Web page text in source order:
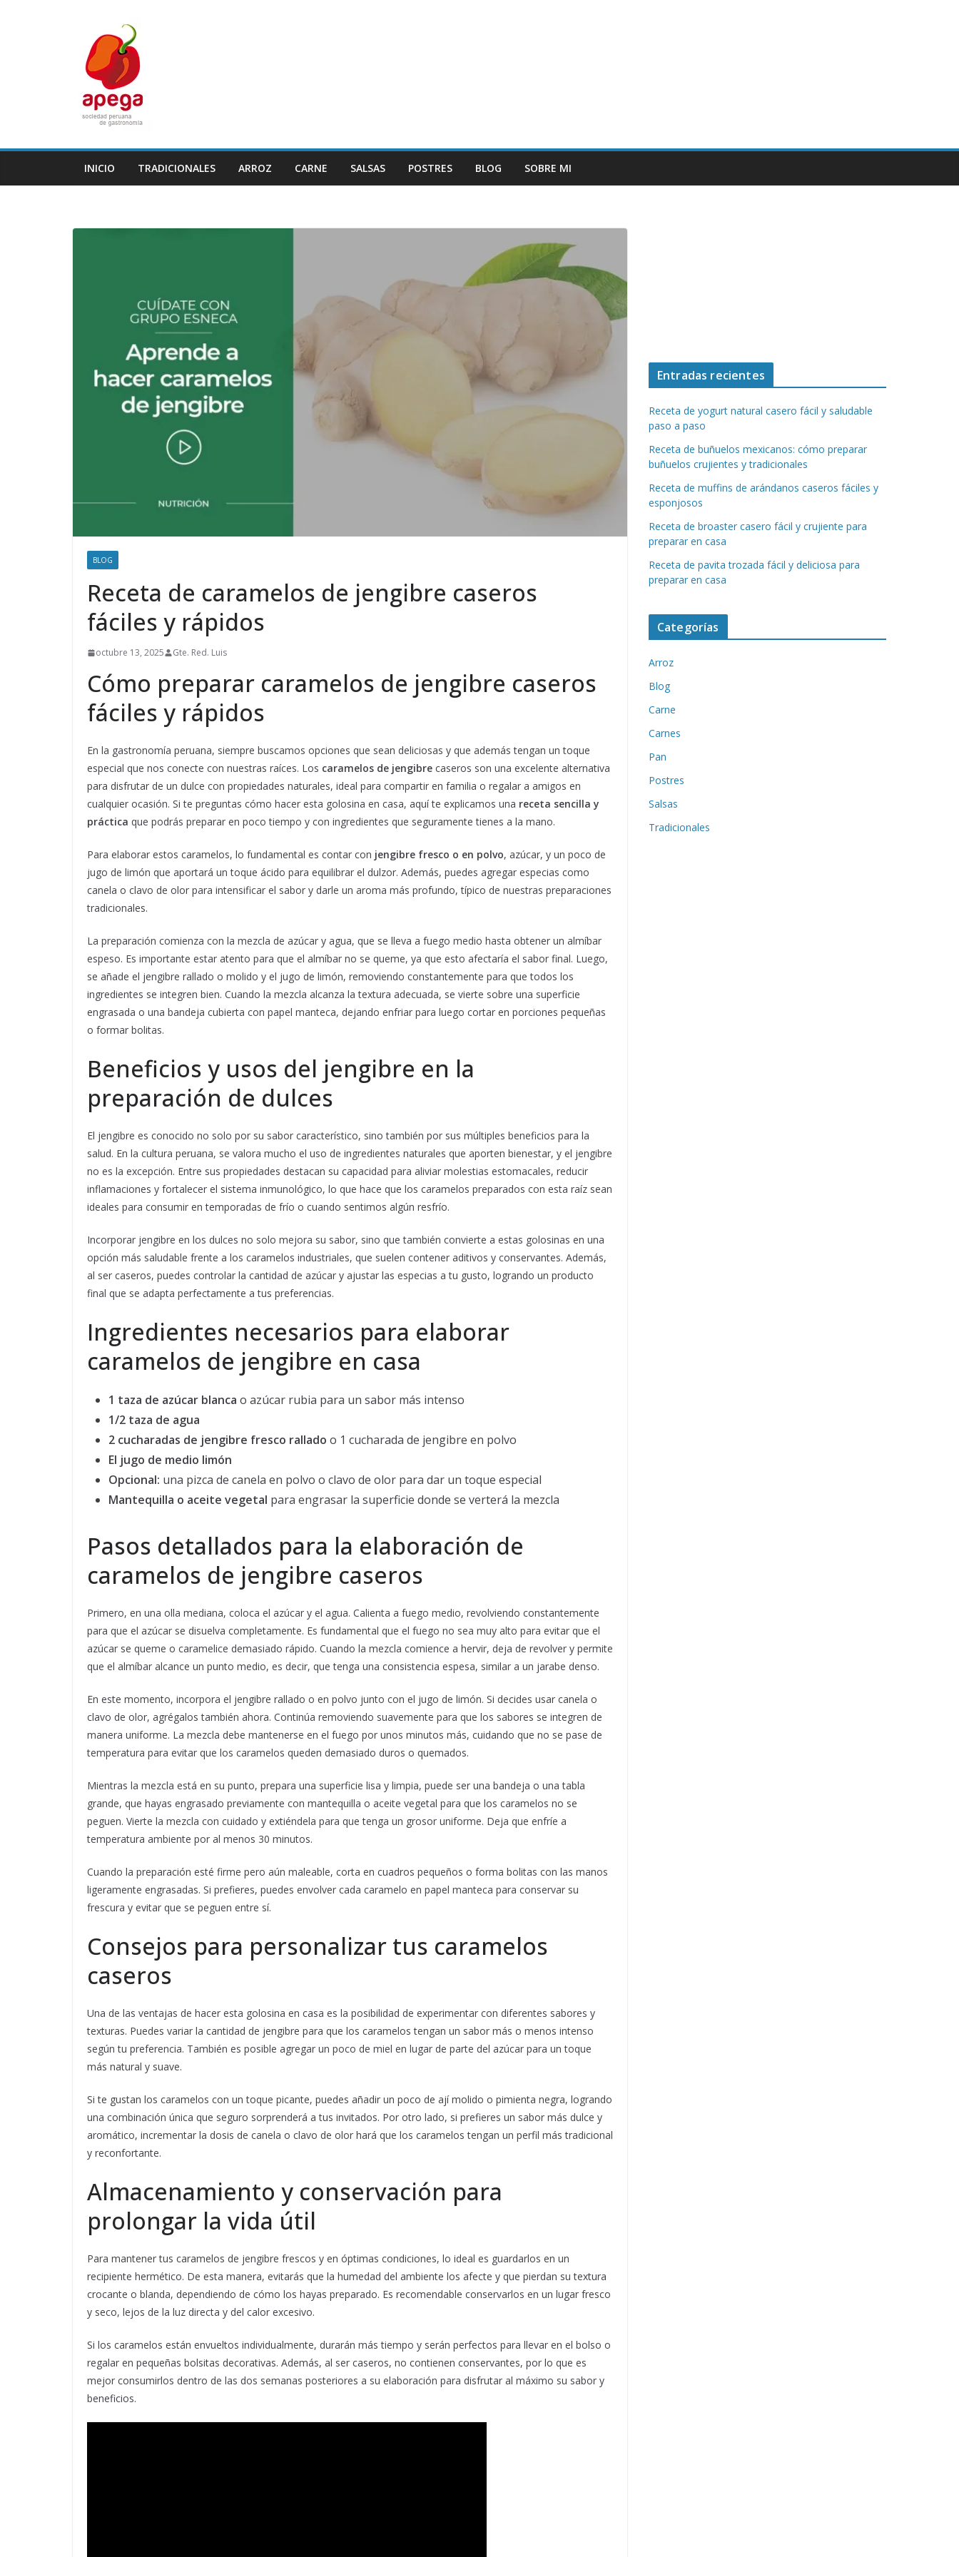
INICIO TRADICIONALES ARROZ CARNE SALSAS POSTRES BLOG SOBRE MI
BLOG
Receta de caramelos de jengibre caseros
fáciles y rápidos
octubre 13, 2025 Gte. Red. Luis
Cómo preparar caramelos de jengibre caseros
fáciles y rápidos
En la gastronomía peruana, siempre buscamos opciones que sean deliciosas y que además tengan un toque
especial que nos conecte con nuestras raíces. Los caramelos de jengibre caseros son una excelente alternativa
para disfrutar de un dulce con propiedades naturales, ideal para compartir en familia o regalar a amigos en
cualquier ocasión. Si te preguntas cómo hacer esta golosina en casa, aquí te explicamos una receta sencilla y
práctica que podrás preparar en poco tiempo y con ingredientes que seguramente tienes a la mano.
Para elaborar estos caramelos, lo fundamental es contar con jengibre fresco o en polvo, azúcar, y un poco de
jugo de limón que aportará un toque ácido para equilibrar el dulzor. Además, puedes agregar especias como
canela o clavo de olor para intensificar el sabor y darle un aroma más profundo, típico de nuestras preparaciones
tradicionales.
La preparación comienza con la mezcla de azúcar y agua, que se lleva a fuego medio hasta obtener un almíbar
espeso. Es importante estar atento para que el almíbar no se queme, ya que esto afectaría el sabor final. Luego,
se añade el jengibre rallado o molido y el jugo de limón, removiendo constantemente para que todos los
ingredientes se integren bien. Cuando la mezcla alcanza la textura adecuada, se vierte sobre una superficie
engrasada o una bandeja cubierta con papel manteca, dejando enfriar para luego cortar en porciones pequeñas
o formar bolitas.
Beneficios y usos del jengibre en la
preparación de dulces
El jengibre es conocido no solo por su sabor característico, sino también por sus múltiples beneficios para la
salud. En la cultura peruana, se valora mucho el uso de ingredientes naturales que aporten bienestar, y el jengibre
no es la excepción. Entre sus propiedades destacan su capacidad para aliviar molestias estomacales, reducir
inflamaciones y fortalecer el sistema inmunológico, lo que hace que los caramelos preparados con esta raíz sean
ideales para consumir en temporadas de frío o cuando sentimos algún resfrío.
Incorporar jengibre en los dulces no solo mejora su sabor, sino que también convierte a estas golosinas en una
opción más saludable frente a los caramelos industriales, que suelen contener aditivos y conservantes. Además,
al ser caseros, puedes controlar la cantidad de azúcar y ajustar las especias a tu gusto, logrando un producto
final que se adapta perfectamente a tus preferencias.
Ingredientes necesarios para elaborar
caramelos de jengibre en casa
1 taza de azúcar blanca o azúcar rubia para un sabor más intenso
1/2 taza de agua
2 cucharadas de jengibre fresco rallado o 1 cucharada de jengibre en polvo
El jugo de medio limón
Opcional: una pizca de canela en polvo o clavo de olor para dar un toque especial
Mantequilla o aceite vegetal para engrasar la superficie donde se verterá la mezcla
Pasos detallados para la elaboración de
caramelos de jengibre caseros
Primero, en una olla mediana, coloca el azúcar y el agua. Calienta a fuego medio, revolviendo constantemente
para que el azúcar se disuelva completamente. Es fundamental que el fuego no sea muy alto para evitar que el
azúcar se queme o caramelice demasiado rápido. Cuando la mezcla comience a hervir, deja de revolver y permite
que el almíbar alcance un punto medio, es decir, que tenga una consistencia espesa, similar a un jarabe denso.
En este momento, incorpora el jengibre rallado o en polvo junto con el jugo de limón. Si decides usar canela o
clavo de olor, agrégalos también ahora. Continúa removiendo suavemente para que los sabores se integren de
manera uniforme. La mezcla debe mantenerse en el fuego por unos minutos más, cuidando que no se pase de
temperatura para evitar que los caramelos queden demasiado duros o quemados.
Mientras la mezcla está en su punto, prepara una superficie lisa y limpia, puede ser una bandeja o una tabla
grande, que hayas engrasado previamente con mantequilla o aceite vegetal para que los caramelos no se
peguen. Vierte la mezcla con cuidado y extiéndela para que tenga un grosor uniforme. Deja que enfríe a
temperatura ambiente por al menos 30 minutos.
Cuando la preparación esté firme pero aún maleable, corta en cuadros pequeños o forma bolitas con las manos
ligeramente engrasadas. Si prefieres, puedes envolver cada caramelo en papel manteca para conservar su
frescura y evitar que se peguen entre sí.
Consejos para personalizar tus caramelos
caseros
Una de las ventajas de hacer esta golosina en casa es la posibilidad de experimentar con diferentes sabores y
texturas. Puedes variar la cantidad de jengibre para que los caramelos tengan un sabor más o menos intenso
según tu preferencia. También es posible agregar un poco de miel en lugar de parte del azúcar para un toque
más natural y suave.
Si te gustan los caramelos con un toque picante, puedes añadir un poco de ají molido o pimienta negra, logrando
una combinación única que seguro sorprenderá a tus invitados. Por otro lado, si prefieres un sabor más dulce y
aromático, incrementar la dosis de canela o clavo de olor hará que los caramelos tengan un perfil más tradicional
y reconfortante.
Almacenamiento y conservación para
prolongar la vida útil
Para mantener tus caramelos de jengibre frescos y en óptimas condiciones, lo ideal es guardarlos en un
recipiente hermético. De esta manera, evitarás que la humedad del ambiente los afecte y que pierdan su textura
crocante o blanda, dependiendo de cómo los hayas preparado. Es recomendable conservarlos en un lugar fresco
y seco, lejos de la luz directa y del calor excesivo.
Si los caramelos están envueltos individualmente, durarán más tiempo y serán perfectos para llevar en el bolso o
regalar en pequeñas bolsitas decorativas. Además, al ser caseros, no contienen conservantes, por lo que es
mejor consumirlos dentro de las dos semanas posteriores a su elaboración para disfrutar al máximo su sabor y
beneficios.
Entradas recientes
Receta de yogurt natural casero fácil y saludable
paso a paso
Receta de buñuelos mexicanos: cómo preparar
buñuelos crujientes y tradicionales
Receta de muffins de arándanos caseros fáciles y
esponjosos
Receta de broaster casero fácil y crujiente para
preparar en casa
Receta de pavita trozada fácil y deliciosa para
preparar en casa
Categorías
Arroz
Blog
Carne
Carnes
Pan
Postres
Salsas
Tradicionales